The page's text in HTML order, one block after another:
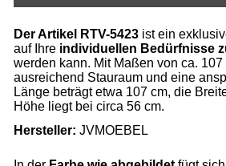
Der Artikel RTV-5423 ist ein
auf Ihre individuellen Bedürfnisse
werden kann. Mit Maßen von ca.
ausreichend Stauraum und eine
Länge beträgt etwa 107 cm, die
Höhe liegt bei circa 56 cm.
Hersteller: JVMOEBEL